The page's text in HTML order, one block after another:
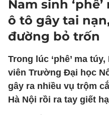
Nam sinh
ô tô gây tai
đường bỏ trốn
Trong lúc ‘phê’ ma
viên Trường Đại học
gây ra nhiều vụ trộm
Hà Nội rồi ra tay giết